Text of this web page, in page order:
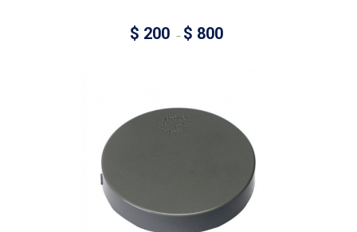
$ 200 – $ 800